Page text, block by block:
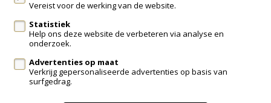
Te koop Te huur
Contact
Wijzig cookie voorkeuren
Vereist voor de werking van de website.
Statistiek
Help ons deze website de verbeteren via analyse en
onderzoek.
Advertenties op maat
Verkrijg gepersonaliseerde advertenties op basis van
surfgedrag.